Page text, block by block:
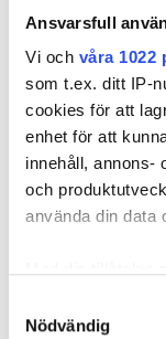
Ansvarsfull
Vi och våra 1022
som t.ex. ditt IP-
cookies för att
enhet för att
innehåll, annons-
och
använda din data
som kan ha
Nödvändig
uppsägningen.